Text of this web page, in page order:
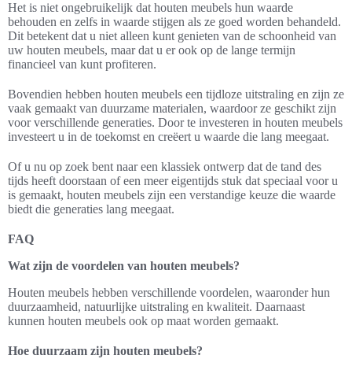
Het is niet ongebruikelijk dat houten meubels hun waarde
behouden en zelfs in waarde stijgen als ze goed worden behandeld.
Dit betekent dat u niet alleen kunt genieten van de schoonheid van
uw houten meubels, maar dat u er ook op de lange termijn
financieel van kunt profiteren.
Bovendien hebben houten meubels een tijdloze uitstraling en zijn ze
vaak gemaakt van duurzame materialen, waardoor ze geschikt zijn
voor verschillende generaties. Door te investeren in houten meubels
investeert u in de toekomst en creëert u waarde die lang meegaat.
Of u nu op zoek bent naar een klassiek ontwerp dat de tand des
tijds heeft doorstaan of een meer eigentijds stuk dat speciaal voor u
is gemaakt, houten meubels zijn een verstandige keuze die waarde
biedt die generaties lang meegaat.
FAQ
Wat zijn de voordelen van houten meubels?
Houten meubels hebben verschillende voordelen, waaronder hun
duurzaamheid, natuurlijke uitstraling en kwaliteit. Daarnaast
kunnen houten meubels ook op maat worden gemaakt.
Hoe duurzaam zijn houten meubels?